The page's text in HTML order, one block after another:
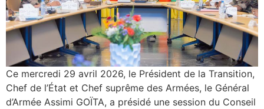
Ce mercredi 29 avril 2026, le Président de la Transition,
Chef de l’État et Chef suprême des Armées, le Général
d’Armée Assimi GOÏTA, a présidé une session du Conseil